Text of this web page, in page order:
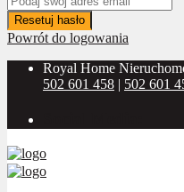
Resetuj hasło
Powrót do logowania
Royal Home
502 601 458 | 502 601